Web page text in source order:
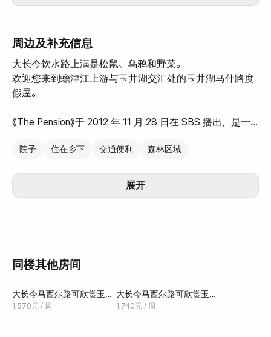
周边及补充信息
大长今饮水路上满是松鼠、乌鸦和野菜。
欢迎您来到蟾津江上游与玉井湖交汇处的玉井湖马什路度
假屋。
《The Pension》于 2012 年 11 月 28 日在 SBS 播出，是一
这是一片洁净的地区，无数倾泻而下的星星合唱着，装点
所有客房均面朝蟾津江上的玉井湖，背靠茂密的松树林。
这里是疗养民宿，是让您暂时逃离疲惫的日常生活，缓解
与您挚爱的朋友、爱人和家人一起在民宿沿着玉井湖散
院子 住在乡下 交通便利 森林区域
展开
同楼其他房间
大长今马西尔路可欣赏玉井
湖景的双人民宿#Freesia
1,570元 / 周
大长今马西尔路可欣赏玉井
湖景的三人民宿#Lilac
1,740元 / 周